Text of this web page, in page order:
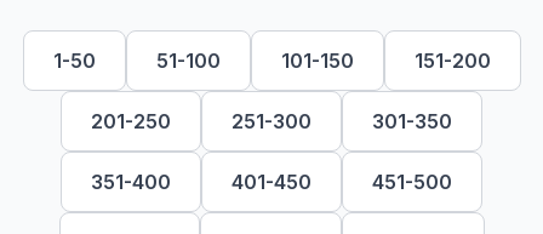
1-50 51-100 101-150 151-200
201-250 251-300 301-350
351-400 401-450 451-500